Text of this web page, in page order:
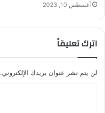
أغسطس 10, 2023
اترك تعليقاً
لن يتم نشر عنوان بريدك الإلكتروني.